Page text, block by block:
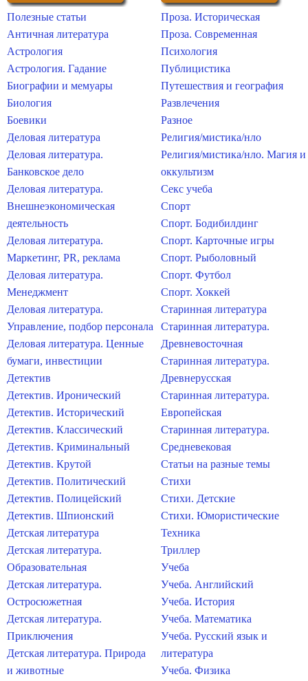
Полезные статьи
Античная литература
Астрология
Астрология. Гадание
Биографии и мемуары
Биология
Боевики
Деловая литература
Деловая литература.
Банковское дело
Деловая литература.
Внешнеэкономическая
деятельность
Деловая литература.
Маркетинг, PR, реклама
Деловая литература.
Менеджмент
Деловая литература.
Управление, подбор персонала
Деловая литература. Ценные
бумаги, инвестиции
Детектив
Детектив. Иронический
Детектив. Исторический
Детектив. Классический
Детектив. Криминальный
Детектив. Крутой
Детектив. Политический
Детектив. Полицейский
Детектив. Шпионский
Детская литература
Детская литература.
Образовательная
Детская литература.
Остросюжетная
Детская литература.
Приключения
Детская литература. Природа
и животные
Проза. Историческая
Проза. Современная
Психология
Публицистика
Путешествия и география
Развлечения
Разное
Религия/мистика/нло
Религия/мистика/нло. Магия и
оккультизм
Секс учеба
Спорт
Спорт. Бодибилдинг
Спорт. Карточные игры
Спорт. Рыболовный
Спорт. Футбол
Спорт. Хоккей
Старинная литература
Старинная литература.
Древневосточная
Старинная литература.
Древнерусская
Старинная литература.
Европейская
Старинная литература.
Средневековая
Статьи на разные темы
Стихи
Стихи. Детские
Стихи. Юмористические
Техника
Триллер
Учеба
Учеба. Английский
Учеба. История
Учеба. Математика
Учеба. Русский язык и
литература
Учеба. Физика